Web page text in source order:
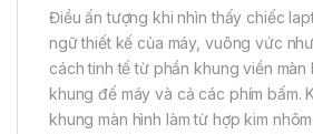
Điều ấn tượng khi nhìn thấy chiếc
ngữ thiết kế của máy, vuông vức
cách tinh tế từ phần khung viền màn
khung đế máy và cả các phím bấm.
khung màn hình làm từ hợp kim